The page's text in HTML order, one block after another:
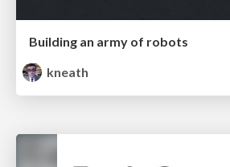
Building an army of robots
kneath